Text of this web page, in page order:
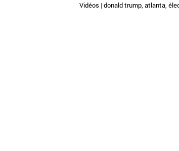
Vidéos | donald trump, atlanta,